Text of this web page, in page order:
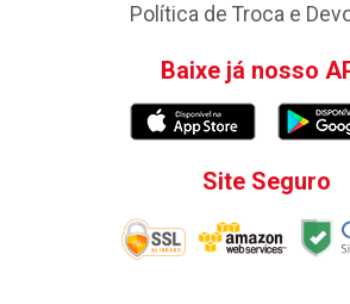
Política de Troca e
Baixe já nosso
Site Seguro